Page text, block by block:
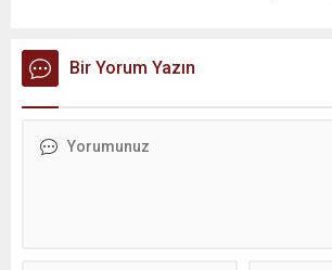
üzerine çıkarak yaz değerlerine ulaşacak.
Bir Yorum Yazın